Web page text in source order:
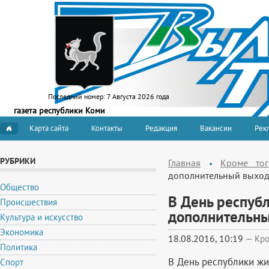
Последний номер: 7 Августа 2026 года
газета республики Коми
Карта сайта Контакты Редакция Вакансии
РУБРИКИ
Общество
Происшествия
Культура и искусство
Экономика
Политика
Спорт
Главная
Кроме
дополнительный
В День
18.08.2016, 10:19 —
В День республики